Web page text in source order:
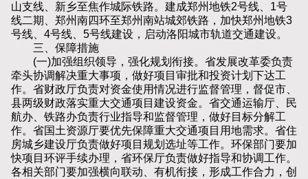
山支线、新乡至焦作城际铁路。建成郑州地铁2号线、1号
线二期、郑州南四环至郑州南站城郊铁路，加快郑州地铁3
号线、4号线、5号线建设，启动洛阳城市轨道交通建设。
三、保障措施
(一)加强组织领导，强化规划衔接。省发展改革委负责
牵头协调解决重大事项，做好项目审批和投资计划下达工
作。省财政厅负责对资金使用情况进行监督管理，督促市、
县两级财政落实重大交通项目建设资金。省交通运输厅、民
航办、铁路办负责行业指导和监督管理，做好目标分解工
作。省国土资源厅要优先保障重大交通项目用地需求。省住
房城乡建设厅负责做好项目规划选址等工作。环保部门要加
快项目环评手续办理，省环保厅负责做好指导和协调工作。
各相关部门要加强横向联动、有机衔接，形成工作合力，创